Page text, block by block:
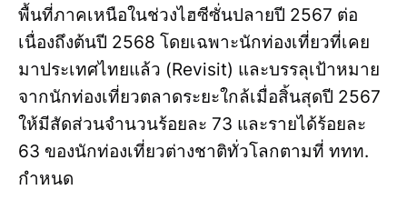
พื้นที่ภาคเหนือในช่วงไฮซีซั่นปลายปี 2567 ต่อ
เนื่องถึงต้นปี 2568 โดยเฉพาะนักท่องเที่ยวที่เคย
มาประเทศไทยแล้ว (Revisit) และบรรลุเป้าหมาย
จากนักท่องเที่ยวตลาดระยะใกล้เมื่อสิ้นสุดปี 2567
ให้มีสัดส่วนจำนวนร้อยละ 73 และรายได้ร้อยละ
63 ของนักท่องเที่ยวต่างชาติทั่วโลกตามที่ ททท.
กำหนด